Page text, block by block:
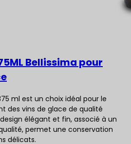
Bellissima pour
ml est un choix idéal pour le
des vins de glace de qualité
élégant et fin, associé à un
permet une conservation
délicats.